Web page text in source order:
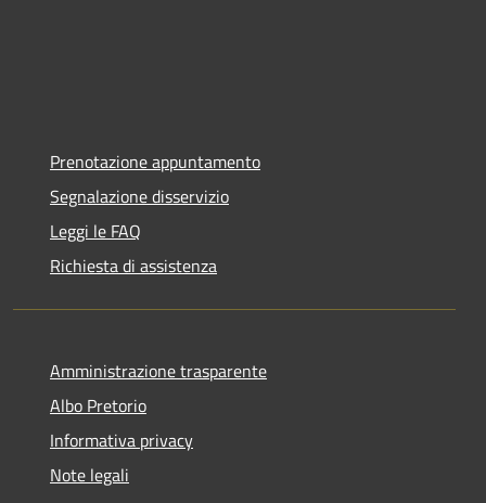
Prenotazione appuntamento
Segnalazione disservizio
Leggi le FAQ
Richiesta di assistenza
Amministrazione trasparente
Albo Pretorio
Informativa privacy
Note legali